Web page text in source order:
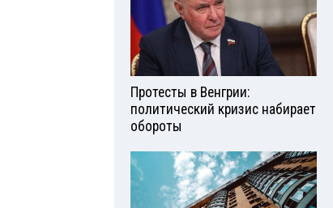
Протесты в Венгрии:
политический кризис набирает
обороты